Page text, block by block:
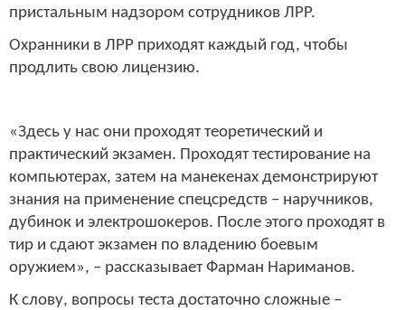
пристальным надзором сотрудников ЛРР.
Охранники в ЛРР приходят каждый год, чтобы
продлить свою лицензию.
«Здесь у нас они проходят теоретический и
практический экзамен. Проходят тестирование на
компьютерах, затем на манекенах демонстрируют
знания на применение спецсредств – наручников,
дубинок и электрошокеров. После этого проходят в
тир и сдают экзамен по владению боевым
оружием», – рассказывает Фарман Нариманов.
К слову, вопросы теста достаточно сложные –